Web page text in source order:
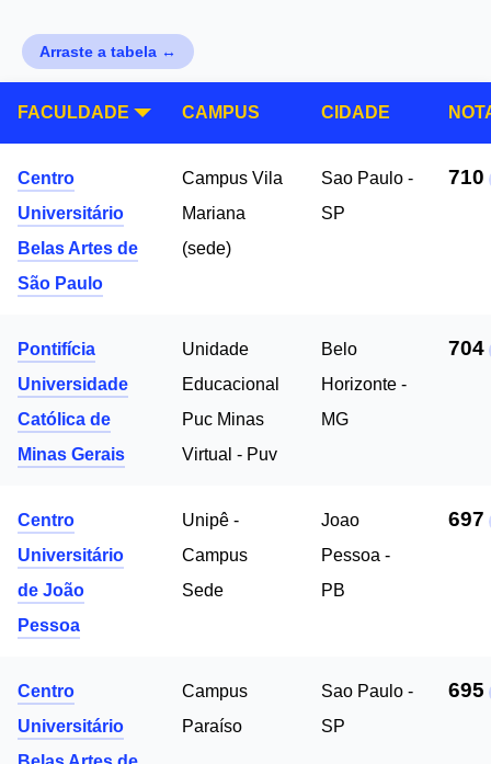
Arraste a tabela ↔
FACULDADE CAMPUS CIDADE
Centro
Universitário
Belas Artes de
São Paulo
Campus Vila
Mariana
(sede)
Sao Paulo -
SP
710
Pontifícia
Universidade
Católica de
Minas Gerais
Unidade
Educacional
Puc Minas
Virtual - Puv
Belo
Horizonte -
MG
704
Centro
Universitário
de João
Pessoa
Unipê -
Campus
Sede
Joao
Pessoa -
PB
697
Centro
Universitário
Campus
Paraíso
Sao Paulo -
SP
695